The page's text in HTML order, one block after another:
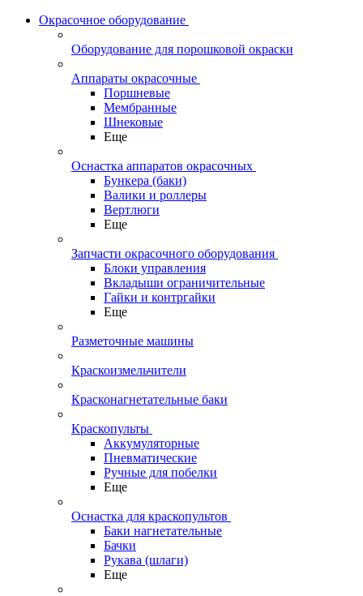
Окрасочное оборудование
Оборудование для порошковой окраски
Аппараты окрасочные
Поршневые
Мембранные
Шнековые
Еще
Оснастка аппаратов окрасочных
Бункера (баки)
Валики и роллеры
Вертлюги
Еще
Запчасти окрасочного оборудования
Блоки управления
Вкладыши ограничительные
Гайки и контргайки
Еще
Разметочные машины
Краскоизмельчители
Красконагнетательные баки
Краскопульты
Аккумуляторные
Пневматические
Ручные для побелки
Еще
Оснастка для краскопультов
Баки нагнетательные
Бачки
Рукава (шлаги)
Еще